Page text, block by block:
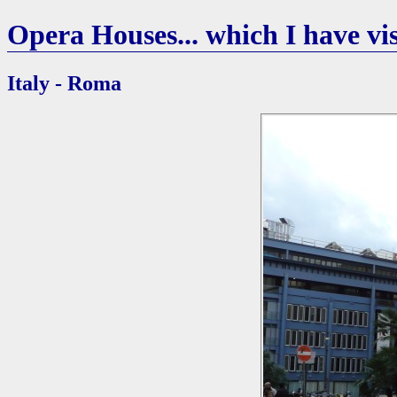
Opera Houses... which I have
Italy - Roma